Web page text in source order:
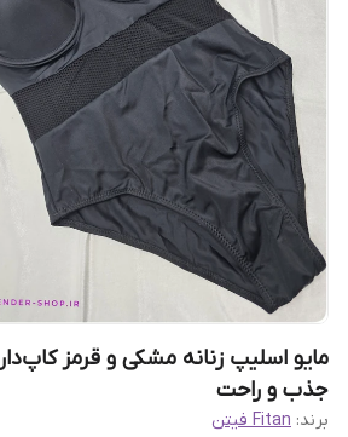
مایو اسلیپ زنانه مشکی و قرمز
جذب و راحت
برند: Fitan فیتن